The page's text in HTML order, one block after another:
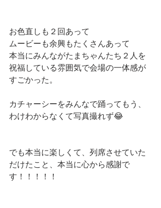
お色直しも２回あって
ムービーも余興もたくさんあって
本当にみんながたまちゃんたち２人を
祝福している雰囲気で会場の一体感が
すごかった。
カチャーシーをみんなで踊ってもう、
わけわからなくて写真撮れず😂
でも本当に楽しくて、列席させていた
だけたこと、本当に心から感謝で
す！！！！！